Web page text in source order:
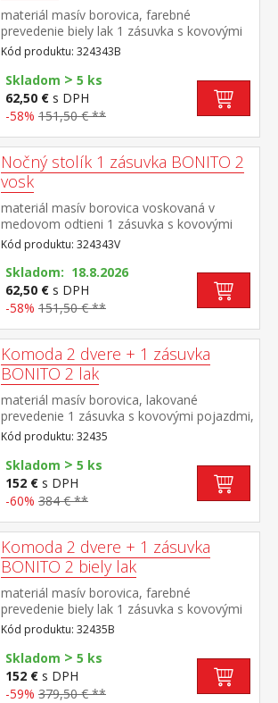
materiál masív borovica, farebné
prevedenie biely lak 1 zásuvka s kovovými
pojazdmi
Kód produktu: 324343B
Skladom > 5 ks
62,50 € s DPH
-58% 151,50 € **
Nočný stolík 1 zásuvka BONITO 2
vosk
materiál masív borovica voskovaná v
medovom odtieni 1 zásuvka s kovovými
pojazdmi
Kód produktu: 324343V
Skladom: 18.8.2026
62,50 € s DPH
-58% 151,50 € **
Komoda 2 dvere + 1 zásuvka
BONITO 2 lak
materiál masív borovica, lakované
prevedenie 1 zásuvka s kovovými pojazdmi,
2 dvierka, 1 polica
Kód produktu: 32435
Skladom > 5 ks
152 € s DPH
-60% 384 € **
Komoda 2 dvere + 1 zásuvka
BONITO 2 biely lak
materiál masív borovica, farebné
prevedenie biely lak 1 zásuvka s kovovými
pojazdmi, 2 dvierka, 1 polica
Kód produktu: 32435B
Skladom > 5 ks
152 € s DPH
-59% 379,50 € **